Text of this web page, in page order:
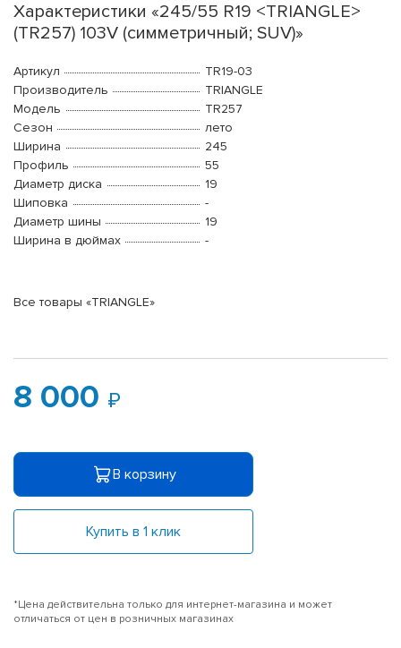
Характеристики «245/55 R19 <TRIANGLE>
(TR257) 103V (симметричный; SUV)»
Артикул
TR19-03
Производитель
TRIANGLE
Модель
TR257
Сезон
лето
Ширина
245
Профиль
55
Диаметр диска
19
Шиповка
-
Диаметр шины
19
Ширина в дюймах
-
Все товары «TRIANGLE»
8 000
В корзину
Купить в 1 клик
*Цена действительна только для интернет-магазина и может
отличаться от цен в розничных магазинах